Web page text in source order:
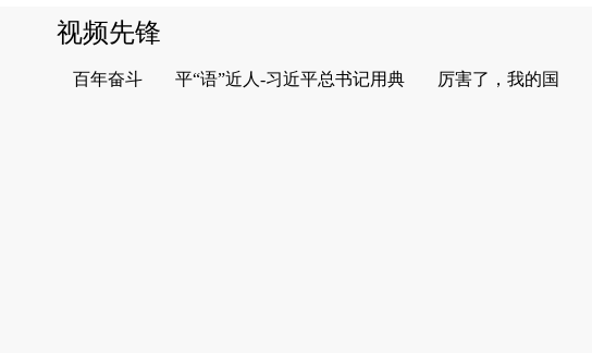
视频先锋
百年奋斗 平“语”近人-习近平总书记用典 厉害了，我的国